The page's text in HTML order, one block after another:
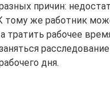
причин:
тому же работник
тратить рабочее
дня.